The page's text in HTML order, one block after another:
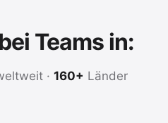
Teams in:
· 160+ Länder